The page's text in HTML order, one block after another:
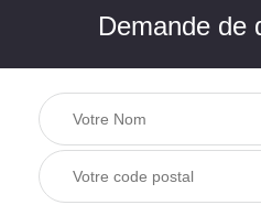
Demande de